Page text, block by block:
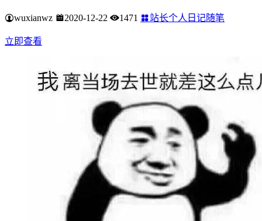
wuxianwz 2020-12-22 1471 站长个人日记随笔
立即查看